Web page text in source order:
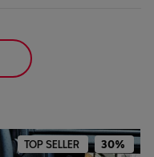
TOP SELLER 30%